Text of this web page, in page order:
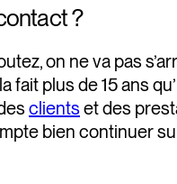
?
on ne va pas
fait plus de 15 ans
clients et des
bien continuer